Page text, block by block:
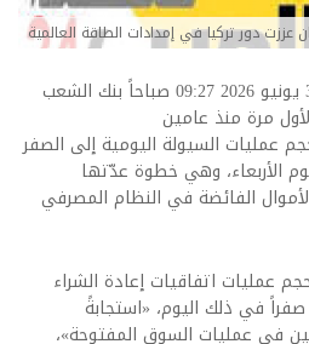
عززت دور تركيا في إمدادات الطاقة العالمية
اخبار العرب -كندا 24: الأربعاء 3 يونيو 2026 09:27 صباحاً بنك الشعب
مرة منذ عامين
عمليات السيولة اليومية إلى الصفر
الأربعاء، وهي خطوة عدّتها
الفائضة في النظام المصرفي
عمليات اتفاقيات إعادة الشراء
في ذلك اليوم، «استجابةً
في عمليات السوق المفتوحة»،